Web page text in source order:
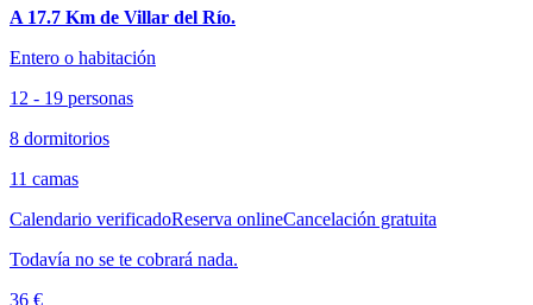
A 17.7 Km de Villar del Río.
Entero o habitación
12 - 19 personas
8 dormitorios
11 camas
Calendario verificadoReserva onlineCancelación gratuita
Todavía no se te cobrará nada.
36 €